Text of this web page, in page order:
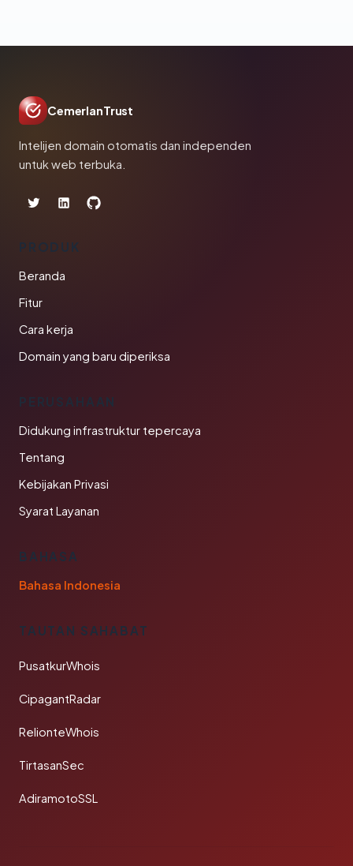
CemerlanTrust
Intelijen domain otomatis dan independen
untuk web terbuka.
PRODUK
Beranda
Fitur
Cara kerja
Domain yang baru diperiksa
PERUSAHAAN
Didukung infrastruktur tepercaya
Tentang
Kebijakan Privasi
Syarat Layanan
BAHASA
Bahasa Indonesia
TAUTAN SAHABAT
PusatkurWhois
CipagantRadar
RelionteWhois
TirtasanSec
AdiramotoSSL